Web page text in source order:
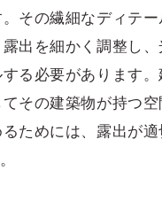
その繊細なディテー
出を細かく調整し
る必要があります
その建築物が持つ
ためには、露出が